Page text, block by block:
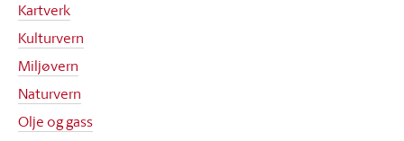
Kartverk
Kulturvern
Miljøvern
Naturvern
Olje og gass